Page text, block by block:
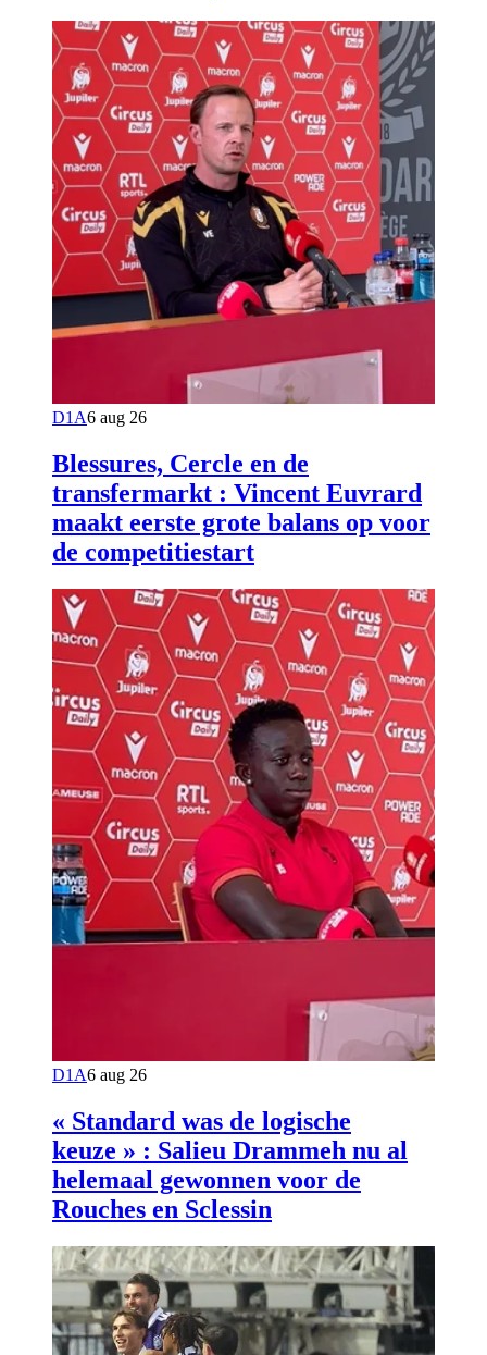
D1A6 aug 26
Blessures, Cercle en de
transfermarkt : Vincent Euvrard
maakt eerste grote balans op voor
de competitiestart
D1A6 aug 26
« Standard was de logische
keuze » : Salieu Drammeh nu al
helemaal gewonnen voor de
Rouches en Sclessin